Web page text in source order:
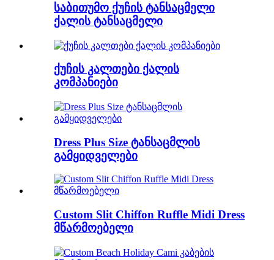
საბითუმო ქუჩის ტანსაცმელი
ქალის ტანსაცმელი
ქუჩის კალთები ქალის
კომპანიები
Dress Plus Size ტანსაცმლის
გამყიდველები
Custom Slit Chiffon Ruffle Midi Dress
მწარმოებელი